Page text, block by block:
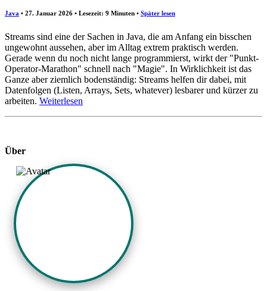
Java • 27. Januar 2026 • Lesezeit: 9 Minuten • Später lesen
Streams sind eine der Sachen in Java, die am Anfang ein bisschen
ungewohnt aussehen, aber im Alltag extrem praktisch werden.
Gerade wenn du noch nicht lange programmierst, wirkt der "Punkt-
Operator-Marathon" schnell nach "Magie". In Wirklichkeit ist das
Ganze aber ziemlich bodenständig: Streams helfen dir dabei, mit
Datenfolgen (Listen, Arrays, Sets, whatever) lesbarer und kürzer zu
arbeiten. Weiterlesen
Über